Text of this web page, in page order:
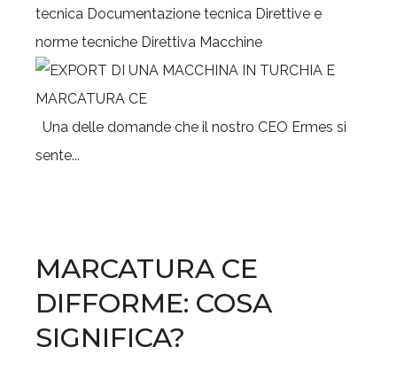
tecnica Documentazione tecnica Direttive e
norme tecniche Direttiva Macchine
Una delle domande che il nostro CEO Ermes si
sente...
MARCATURA CE
DIFFORME: COSA
SIGNIFICA?